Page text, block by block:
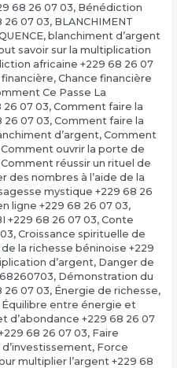
68 26 07 03, Bénédiction
26 07 03, BLANCHIMENT
, blanchiment d’argent
savoir sur la multiplication
africaine +229 68 26 07
, Chance financière
Ce Passe La
26 07 03, Comment faire la
26 07 03, Comment faire la
d’argent, Comment
Comment ouvrir la porte de
Comment réussir un rituel de
des nombres à l’aide de la
mystique +229 68 26
ligne +229 68 26 07 03,
+229 68 26 07 03, Conte
, Croissance spirituelle de
la richesse béninoise +229
d’argent, Danger de
, Démonstration du
26 07 03, Énergie de richesse,
Équilibre entre énergie et
d’abondance +229 68 26 07
68 26 07 03, Faire
, Force
multiplier l’argent +229 68